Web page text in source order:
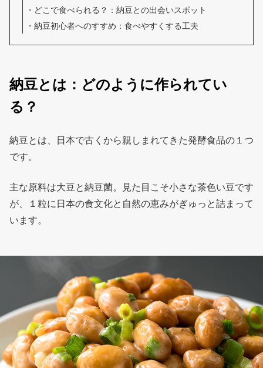
どこで食べられる？：納豆との出会いスポット
納豆初心者へのすすめ：食べやすくする工夫
納豆とは：どのように作られてい
る？
納豆とは、日本で古くから親しまれてきた発酵食品の１つ
です。
主な原料は大豆と納豆菌。見た目こそ小さな茶色い豆です
が、１粒に日本の食文化と自然の恵みがぎゅっと詰まって
います。